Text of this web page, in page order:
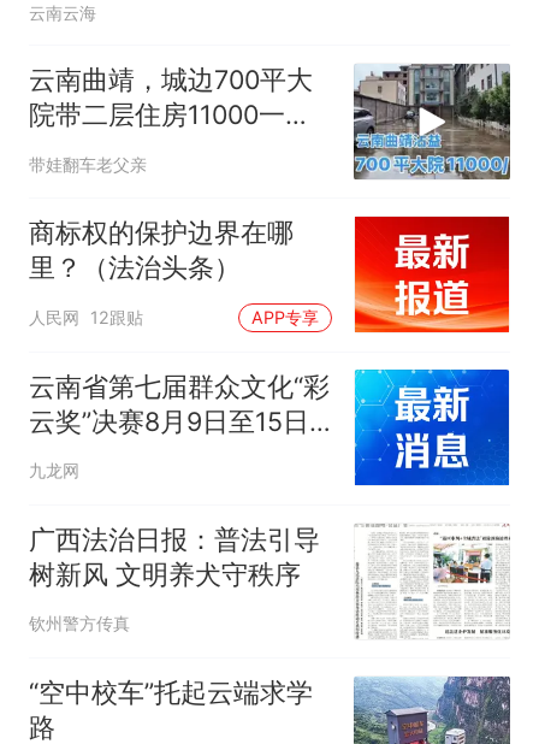
云南云海
云南曲靖，城边700平大
院带二层住房11000一
年，实地看看
带娃翻车老父亲
商标权的保护边界在哪
里？（法治头条）
人民网 12跟贴 APP专享
云南省第七届群众文化“彩
云奖”决赛8月9日至15日
在曲靖举行
九龙网
广西法治日报：普法引导
树新风 文明养犬守秩序
钦州警方传真
“空中校车”托起云端求学
路